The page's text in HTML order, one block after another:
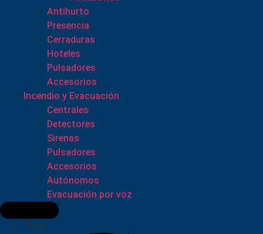
Antihurto
Presencia
Cerraduras
Hoteles
Pulsadores
Accesorios
Incendio y Evacuación
Centrales
Detectores
Sirenas
Pulsadores
Accesorios
Autónomos
Evacuación por voz
Otros